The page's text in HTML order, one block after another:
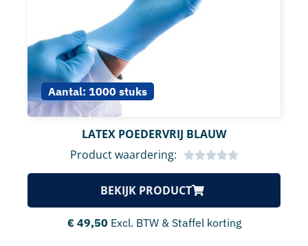
Aantal: 1000 stuks
LATEX POEDERVRIJ BLAUW
Product waardering:
BEKIJK PRODUCT
€49,50 Excl. BTW & Staffel korting